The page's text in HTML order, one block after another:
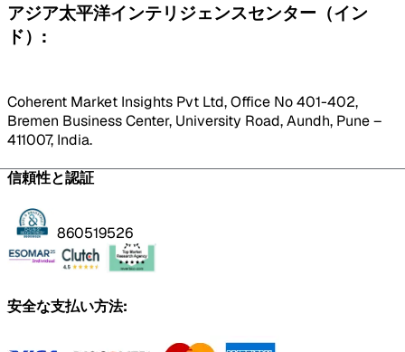
アジア太平洋インテリジェンスセンター（イン
ド）:
Coherent Market Insights Pvt Ltd, Office No 401-402,
Bremen Business Center, University Road, Aundh, Pune –
411007, India.
信頼性と認証
860519526
安全な支払い方法: